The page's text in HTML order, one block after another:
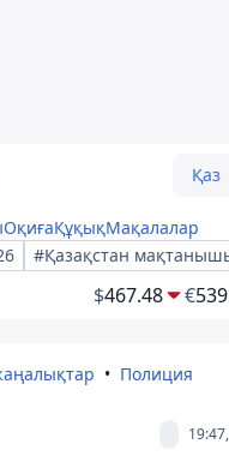
Қаз
ОқиғаҚұқықМақалалар
#Қазақстан
$467.48 €
Полиция